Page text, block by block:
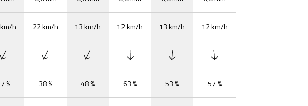
h
%
22 km/h
38 %
13 km/h
48 %
12 km/h
63 %
13 km/h
53 %
12 km/h
57 %